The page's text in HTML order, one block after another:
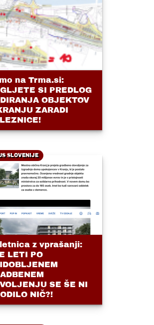
na Trma.si:
SI PREDLOG
OBJEKTOV
ZARADI
SLOVENIJE
z vprašanji:
LETI PO
SE ŠE NI
NIČ?!